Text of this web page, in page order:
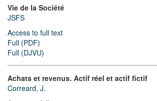
Vie de la Société
JSFS
Access to full text
Full (PDF)
Full (DJVU)
Achats et revenus. Actif réel et actif fictif
Correard, J.